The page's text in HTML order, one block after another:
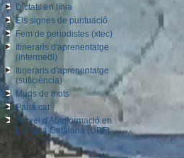
Dictats en línia
Els signes de puntuació
Fem de periodistes (xtec)
Itineraris d'aprenentatge
(intermedi)
Itineraris d'aprenentatge
(suficiència)
Muds de mots
Parla.cat
Servei d'Autoformació en
Llengua Catalana (UPF)